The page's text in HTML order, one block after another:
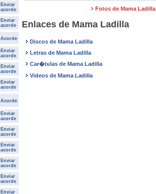
Enviar
acorde
Enviar
acorde
Acorde
Enviar
acorde
Enviar
acorde
Enviar
acorde
Acorde
Enviar
acorde
Enviar
acorde
Enviar
acorde
Enviar
acorde
Enviar
acorde
Enviar
Fotos de Mama Ladilla
Enlaces de Mama Ladilla
Discos de Mama Ladilla
Letras de Mama Ladilla
Car�tulas de Mama Ladilla
Videos de Mama Ladilla